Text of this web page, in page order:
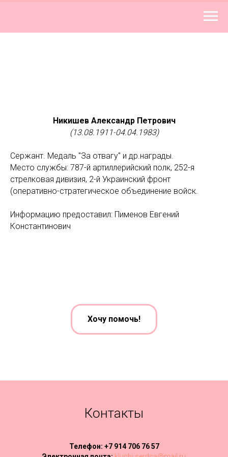
Никишев Александр Петрович
(13.08.1911-04.04.1983)
Сержант. Медаль "За отвагу" и др.награды.
Место службы: 787-й артиллерийский полк, 252-я
стрелковая дивизия, 2-й Украинский фронт
(оперативно-стратегическое объединение войск.
Информацию предоставил: Пименов Евгений
Константинович
Хочу помочь!
Контакты
Телефон: +7 914 706 76 57